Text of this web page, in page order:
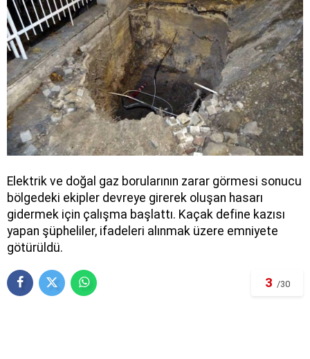
Elektrik ve doğal gaz borularının zarar görmesi sonucu
bölgedeki ekipler devreye girerek oluşan hasarı
gidermek için çalışma başlattı. Kaçak define kazısı
yapan şüpheliler, ifadeleri alınmak üzere emniyete
götürüldü.
3 /30